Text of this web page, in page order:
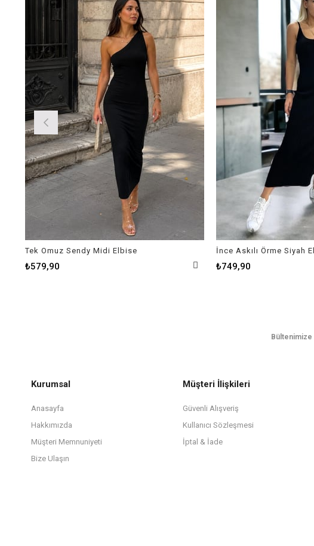
Tek Omuz Sendy Midi Elbise
₺579,90
İnce Askılı Örme Siyah
₺749,90
Bültenimize
Kurumsal
Anasayfa
Hakkımızda
Müşteri Memnuniyeti
Bize Ulaşın
Müşteri İlişkileri
Güvenli Alışveriş
Kullanıcı Sözleşmesi
İptal & İade